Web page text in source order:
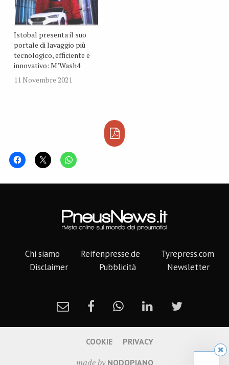
Istobal presenta il suo
portale di lavaggio più
tecnologico, efficiente e
innovativo: M’Wash4
11 Novembre 2021
Chi siamo Reifenpresse.de
Tyrepress.com
Disclaimer
Pubblicità Newsletter
made by NODOPIANO
COOKIE PRIVACY